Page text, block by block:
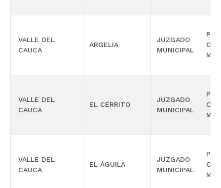
VALLE DEL
CAUCA
ARGELIA
JUZGADO
MUNICIPAL
VALLE DEL
CAUCA
EL CERRITO
JUZGADO
MUNICIPAL
VALLE DEL
CAUCA
EL ÁGUILA
JUZGADO
MUNICIPAL